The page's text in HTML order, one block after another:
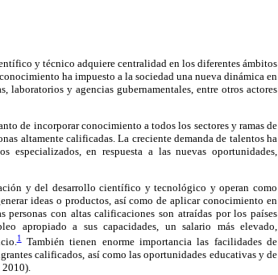
y técnico adquiere centralidad en los diferentes ámbitos
ha impuesto a la sociedad una nueva dinámica en
laboratorios y agencias gubernamentales, entre otros actores
de incorporar conocimiento a todos los sectores y ramas de
altamente calificadas. La creciente demanda de talentos ha
en respuesta a las nuevas oportunidades,
y del desarrollo científico y tecnológico y operan como
ideas o productos, así como de aplicar conocimiento en
con altas calificaciones son atraídas por los países
apropiado a sus capacidades, un salario más elevado,
1También tienen enorme importancia las facilidades de
calificados, así como las oportunidades educativas y de
2010).